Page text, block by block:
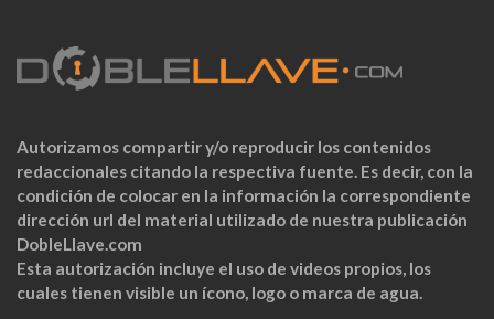
Autorizamos compartir y/o reproducir los contenidos
redaccionales citando la respectiva fuente. Es decir, con la
condición de colocar en la información la correspondiente
dirección url del material utilizado de nuestra publicación
DobleLlave.com
Esta autorización incluye el uso de videos propios, los
cuales tienen visible un ícono, logo o marca de agua.